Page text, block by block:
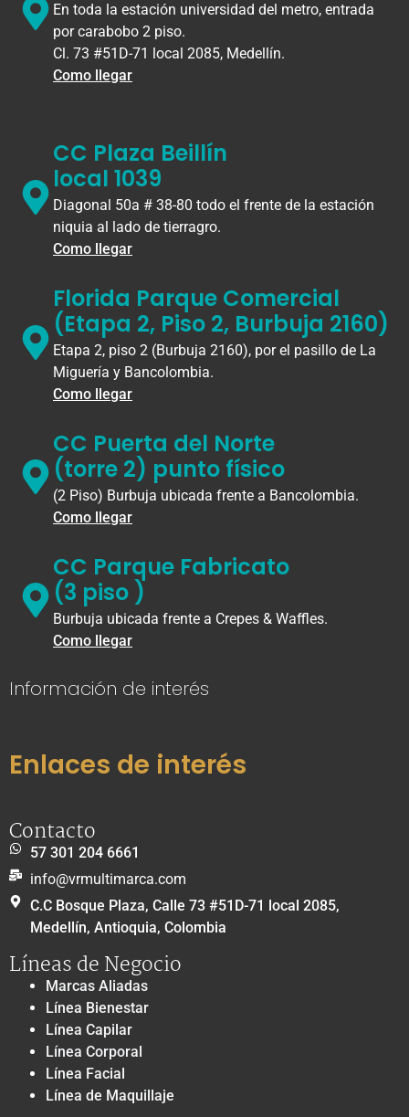
En toda la estación universidad del metro, entrada
por carabobo 2 piso.
Cl. 73 #51D-71 local 2085, Medellín.
Como llegar
CC Plaza Beillín
local 1039
Diagonal 50a # 38-80 todo el frente de la estación
niquia al lado de tierragro.
Como llegar
Florida Parque Comercial
(Etapa 2, Piso 2, Burbuja 2160)
Etapa 2, piso 2 (Burbuja 2160), por el pasillo de La
Miguería y Bancolombia.
Como llegar
CC Puerta del Norte
(torre 2) punto físico
(2 Piso) Burbuja ubicada frente a Bancolombia.
Como llegar
CC Parque Fabricato
(3 piso )
Burbuja ubicada frente a Crepes & Waffles.
Como llegar
Información de interés
Enlaces de interés
Contacto
57 301 204 6661
info@vrmultimarca.com
C.C Bosque Plaza, Calle 73 #51D-71 local 2085,
Medellín, Antioquia, Colombia
Líneas de Negocio
Marcas Aliadas
Línea Bienestar
Línea Capilar
Línea Corporal
Línea Facial
Línea de Maquillaje